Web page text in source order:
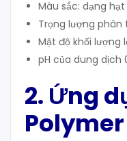
Màu sắc: dạng
Trọng lượng phân
Mật độ khối lượng
pH của dung dịch
2. Ứng